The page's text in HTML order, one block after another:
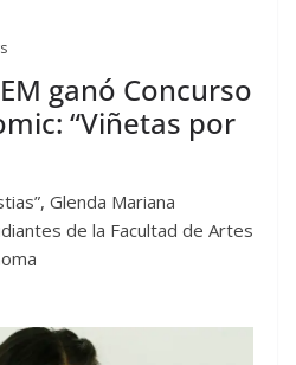
ganó Concurso
“Viñetas por
Glenda Mariana
de la Facultad de Artes